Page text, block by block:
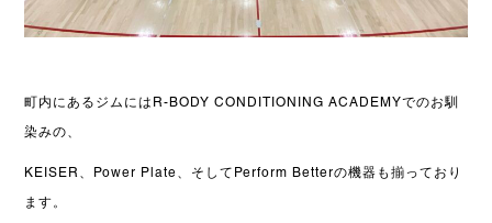
町内にあるジムにはR-BODY CONDITIONING ACADEMYでのお馴
染みの、
KEISER、Power Plate、そしてPerform Betterの機器も揃っており
ます。